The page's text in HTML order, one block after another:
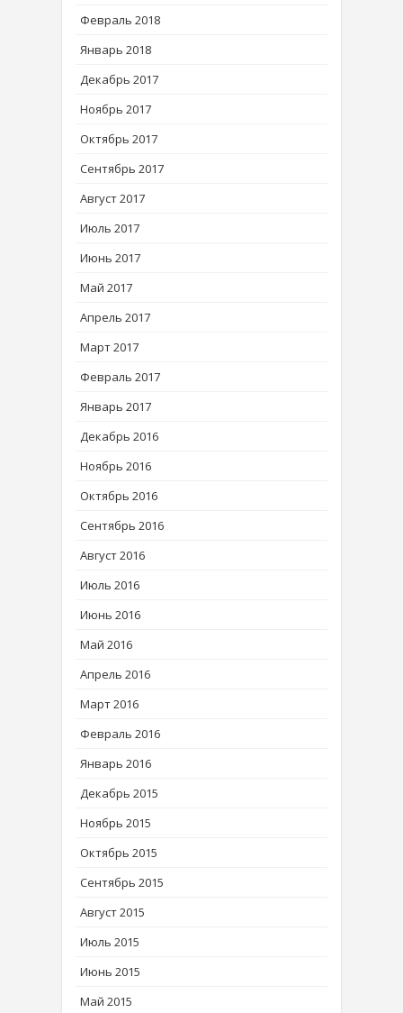
Февраль 2018
Январь 2018
Декабрь 2017
Ноябрь 2017
Октябрь 2017
Сентябрь 2017
Август 2017
Июль 2017
Июнь 2017
Май 2017
Апрель 2017
Март 2017
Февраль 2017
Январь 2017
Декабрь 2016
Ноябрь 2016
Октябрь 2016
Сентябрь 2016
Август 2016
Июль 2016
Июнь 2016
Май 2016
Апрель 2016
Март 2016
Февраль 2016
Январь 2016
Декабрь 2015
Ноябрь 2015
Октябрь 2015
Сентябрь 2015
Август 2015
Июль 2015
Июнь 2015
Май 2015